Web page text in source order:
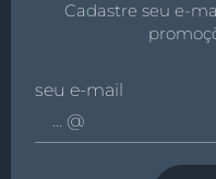
Cadastre seu e-
seu e-mail